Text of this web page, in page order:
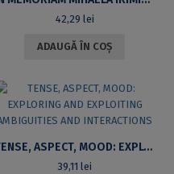
42,29 lei
ADAUGĂ ÎN COȘ
TENSE, ASPECT, MOOD: EXPLORING AND EXPLOITING AMBIGUITIES AND INTERACTIONS
39,11lei